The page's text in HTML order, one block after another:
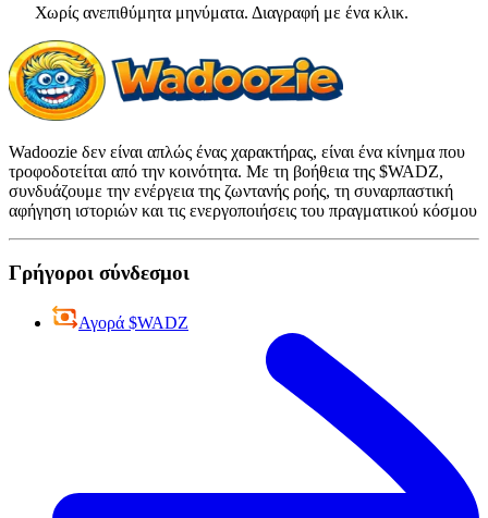
Χωρίς ανεπιθύμητα μηνύματα. Διαγραφή με ένα κλικ.
Wadoozie δεν είναι απλώς ένας χαρακτήρας, είναι ένα κίνημα που
τροφοδοτείται από την κοινότητα. Με τη βοήθεια της $WADZ,
συνδυάζουμε την ενέργεια της ζωντανής ροής, τη συναρπαστική
αφήγηση ιστοριών και τις ενεργοποιήσεις του πραγματικού κόσμου
Γρήγοροι σύνδεσμοι
Αγορά $WADZ